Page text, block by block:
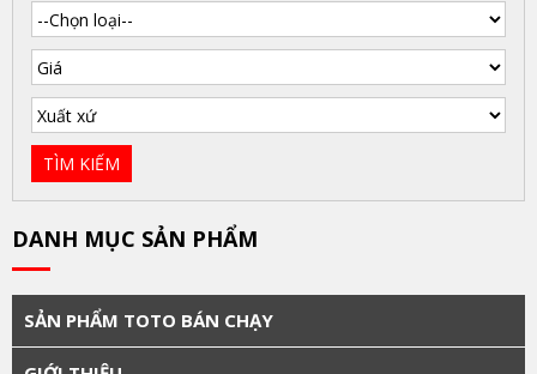
DANH MỤC SẢN PHẨM
SẢN PHẨM TOTO BÁN CHẠY